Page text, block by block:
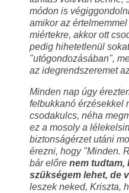
módon is
amikor az
miértekre, akkor ott
pedig hihetetlenül
"utógondozásában",
az idegrendszeremet
Minden nap úgy
felbukkanó érzésekkel
csodakulcs, néha
ez a mosoly a
biztonságérzet utáni
érezni, hogy "Minden.
bár előre nem tudtam,
szükségem lehet, de
leszek neked, Kriszta,